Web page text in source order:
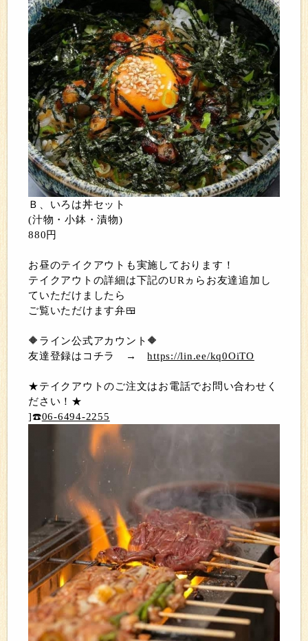
Ｂ、いろは丼セット
(汁物・小鉢・漬物)
880円
お昼のテイクアウトも実施しております！
テイクアウトの詳細は下記のURヵらお友達追加し
ていただけましたら
ご覧いただけます弁🍱
🔶ライン公式アカウント🔶
友達登録はコチラ →https://lin.ee/kq0OiTO
★テイクアウトのご注文はお電話でお問い合わせく
ださい！★
]☎️06-6494-2255